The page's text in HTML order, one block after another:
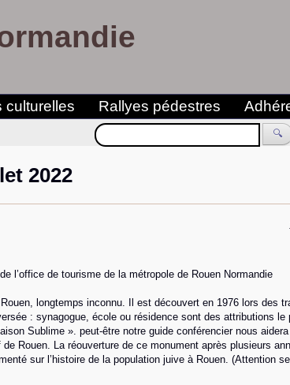
culturelles Rallyes pédestres
🔍
2022
l’office de tourisme de la métropole de Rouen Normandie
longtemps inconnu. Il est découvert en 1976 lors des
: synagogue, école ou résidence sont des attributions le
Sublime ». peut-être notre guide conférencier nous
Rouen. La réouverture de ce monument après plusieurs
sur l’histoire de la population juive à Rouen. (Attention